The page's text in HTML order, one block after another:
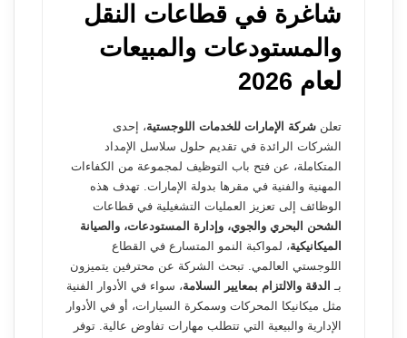
شاغرة في قطاعات النقل
والمستودعات والمبيعات
لعام 2026
تعلن شركة الإمارات للخدمات اللوجستية، إحدى
الشركات الرائدة في تقديم حلول سلاسل الإمداد
المتكاملة، عن فتح باب التوظيف لمجموعة من الكفاءات
المهنية والفنية في مقرها بدولة الإمارات. تهدف هذه
الوظائف إلى تعزيز العمليات التشغيلية في قطاعات
الشحن البحري والجوي، وإدارة المستودعات، والصيانة
الميكانيكية، لمواكبة النمو المتسارع في القطاع
اللوجستي العالمي. تبحث الشركة عن محترفين يتميزون
بـ الدقة والالتزام بمعايير السلامة، سواء في الأدوار الفنية
مثل ميكانيكا المحركات وسمكرة السيارات، أو في الأدوار
الإدارية والبيعية التي تتطلب مهارات تفاوض عالية. توفر